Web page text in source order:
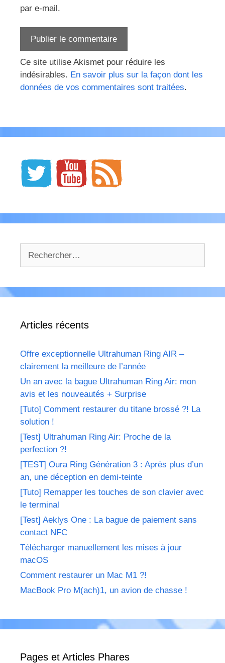
par e-mail.
Ce site utilise Akismet pour réduire les
indésirables. En savoir plus sur la façon dont les
données de vos commentaires sont traitées.
Articles récents
Offre exceptionnelle Ultrahuman Ring AIR –
clairement la meilleure de l’année
Un an avec la bague Ultrahuman Ring Air: mon
avis et les nouveautés + Surprise
[Tuto] Comment restaurer du titane brossé ?! La
solution !
[Test] Ultrahuman Ring Air: Proche de la
perfection ?!
[TEST] Oura Ring Génération 3 : Après plus d’un
an, une déception en demi-teinte
[Tuto] Remapper les touches de son clavier avec
le terminal
[Test] Aeklys One : La bague de paiement sans
contact NFC
Télécharger manuellement les mises à jour
macOS
Comment restaurer un Mac M1 ?!
MacBook Pro M(ach)1, un avion de chasse !
Pages et Articles Phares